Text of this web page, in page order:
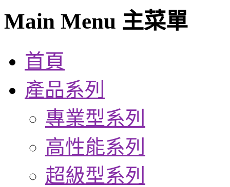
Main Menu 主菜單
首頁
產品系列
專業型系列
高性能系列
超級型系列